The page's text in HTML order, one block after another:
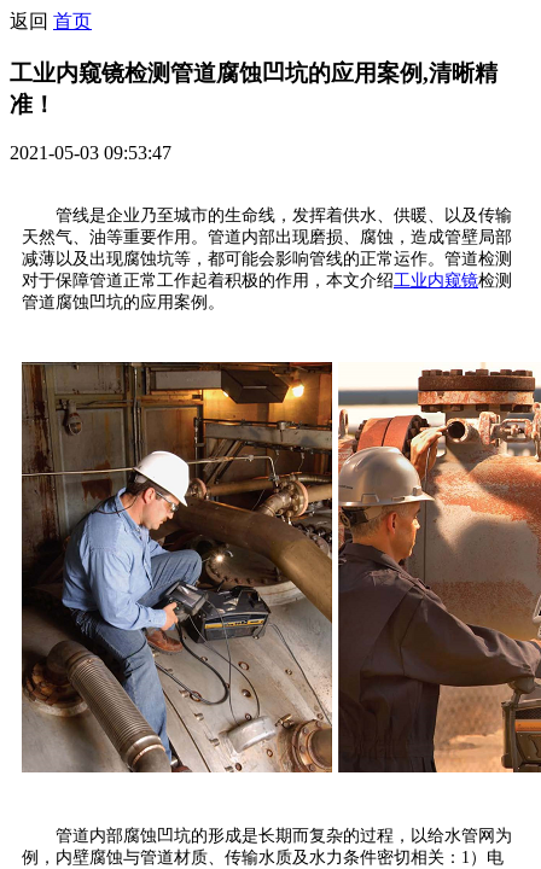
返回 首页
工业内窥镜检测管道腐蚀凹坑的应用案例,清晰精
准！
2021-05-03 09:53:47
管线是企业乃至城市的生命线，发挥着供水、供暖、以及传输
天然气、油等重要作用。管道内部出现磨损、腐蚀，造成管壁局部
减薄以及出现腐蚀坑等，都可能会影响管线的正常运作。管道检测
对于保障管道正常工作起着积极的作用，本文介绍工业内窥镜检测
管道腐蚀凹坑的应用案例。
管道内部腐蚀凹坑的形成是长期而复杂的过程，以给水管网为
例，内壁腐蚀与管道材质、传输水质及水力条件密切相关：1）电